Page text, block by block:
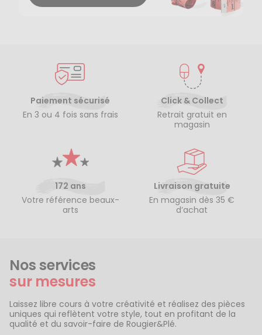
Paiement sécurisé
En 3 ou 4 fois sans frais
Click & Collect
Retrait gratuit en
magasin
172 ans
Votre référence beaux-
arts
Livraison gratuite
En magasin dès 35 €
d’achat
Nos services
sur mesures
Laissez libre cours à votre créativité et réalisez des pièces
uniques qui reflètent votre style, tout en profitant de la
qualité et du savoir-faire de Rougier&Plé.